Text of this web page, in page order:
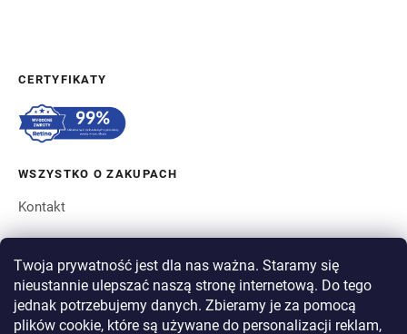
Twoja prywatność jest dla nas ważna. Staramy się
nieustannie ulepszać naszą stronę internetową. Do tego
jednak potrzebujemy danych. Zbieramy je za pomocą
plików cookie, które są używane do personalizacji reklam,
CERTYFIKATY
WSZYSTKO O ZAKUPACH
Kontakt
O BERGAM